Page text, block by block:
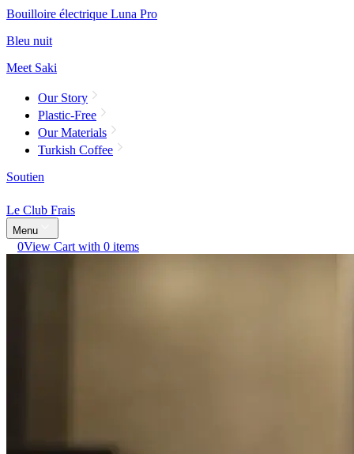
Bouilloire électrique Luna Pro
Bleu nuit
Meet Saki
Our Story
Plastic-Free
Our Materials
Turkish Coffee
Soutien
Le Club Frais
Menu
0View Cart with 0 items